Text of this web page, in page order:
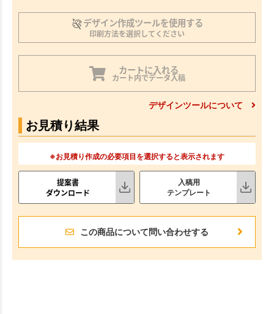
デザイン作成ツールを使用する
印刷方法を選択してください
カートに入れる
カート内でデータ入稿
デザインツールについて
お見積り結果
※お見積り作成の必要項目を選択すると表示されます
提案書
ダウンロード
入稿用
テンプレート
この商品について問い合わせする